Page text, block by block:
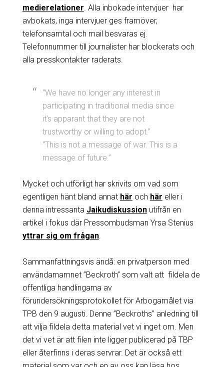
medierelationer . Alla inbokade intervjuer har
avbokats, inga intervjuer ges framöver,
telefonsamtal och mail besvaras ej.
Telefonnummer till journalister har blockerats och
alla presskontakter raderats.
“We have no longer any interest in
participating in traditional media since
it’s apparant that they are not
trustworthy or willing to adopt.”
“This is not a message of war. This is a
message of future.”
Mycket och utförligt har skrivits om vad som
egentligen hänt bland annat här och här eller i
denna intressanta Jaikudiskussionutifrån en
artikel i fokus där Pressombudsman Yrsa Stenius
yttrar sig om frågan.
Sammanfattningsvis ändå: en privatperson med
användarnamnet ”Beckroth” som valt att fildela de
offentliga handlingarna av
förundersökningsprotokollet för Arbogamålet via
TPB den 9 augusti. Denne ”Beckroths” anledning till
att vilja fildela detta material vet vi inget om. Men
det vi vet är att filen inte ligger publicerad på TBP
eller återfinns i deras servrar. Det är också ett